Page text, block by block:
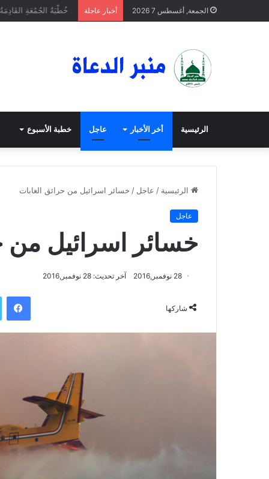
الجمعة, أغسطس 7 2026 أخبار عاجلة خُطْبَةُ الجُمُعَةِ
الرئيسية أخر الأخبار عاجل خطبة الأسبوع
الرئيسية / عاجل / خسائر اسرائيل من حرائق الغابات
عاجل
خسائر اسرائيل من
28 نوفمبر,2016 آخر تحديث: 28 نوفمبر,2016
شاركها
فيسبوك